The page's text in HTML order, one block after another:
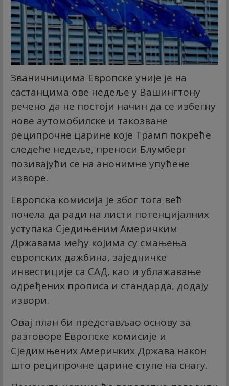
Званичницима Европске уније је на
састанцима ове недеље у Вашингтону
речено да не постоји начин да се избегну
нове аутомобилске и такозване
реципрочне царине које Трамп покреће
следеће недеље, преноси Блумберг
позивајући се на анонимне упућене
изворе.
Европска комисија је због тога већ
почела да ради на листи потенцијалних
уступака Сједињеним Америчким
Државама међу којима су смањења
европских дажбина, заједничке
инвестиције са САД, као и ублажавање
одређених прописа и стандарда, додају
извори.
Овај план би представљао основу за
разговоре Европске комисије и
Сједимњених Америчких Држава након
што реципрочне царине ступе на снагу.